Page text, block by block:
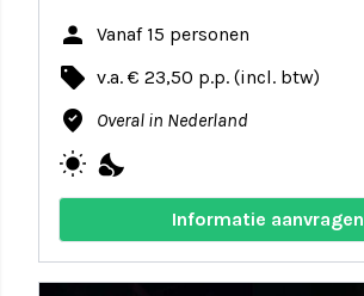
person Vanaf 15 personen
local_offer v.a. € 23,50 p.p. (incl. btw)
where_to_vote Overal in Nederland
wb_sunny nights_stay
Informatie aanvragen